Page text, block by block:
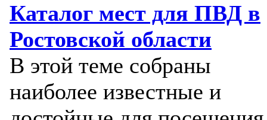
Каталог мест для ПВД в
Ростовской области
В этой теме собраны
наиболее известные и